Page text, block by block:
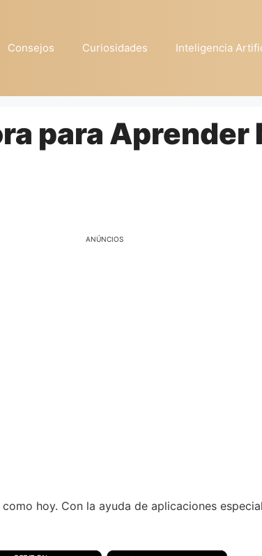
Consejos Curiosidades Inteligencia
para Aprender
ANÚNCIOS
hoy. Con la ayuda de aplicaciones